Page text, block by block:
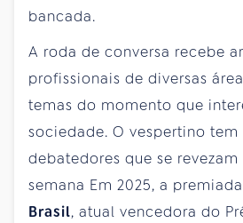
bancada.
A roda de conversa recebe
profissionais de diversas
temas do momento que
sociedade. O vespertino
debatedores que se
semana Em 2025, a
Brasil, atual vencedora do